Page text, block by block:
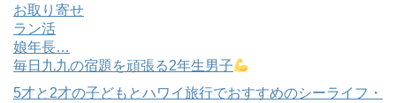
お取り寄せ
ラン活
娘年長…
毎日九九の宿題を頑張る2年生男子
5才と2才の子どもとハワイ旅行でおすすめのシーライフ・